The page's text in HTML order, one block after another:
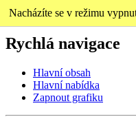
Nacházíte se v režimu
Rychlá navigace
Hlavní obsah
Hlavní nabídka
Zapnout grafiku